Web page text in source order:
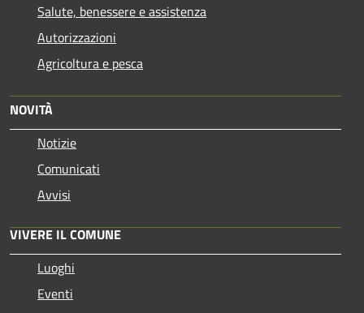
Salute, benessere e assistenza
Autorizzazioni
Agricoltura e pesca
NOVITÀ
Notizie
Comunicati
Avvisi
VIVERE IL COMUNE
Luoghi
Eventi